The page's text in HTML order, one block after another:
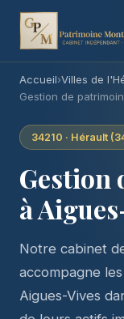
Accueil›Villes de
Gestion de
34210 · Hérault
Gestion
à
Notre cabinet
accompagne
Aigues-Vives